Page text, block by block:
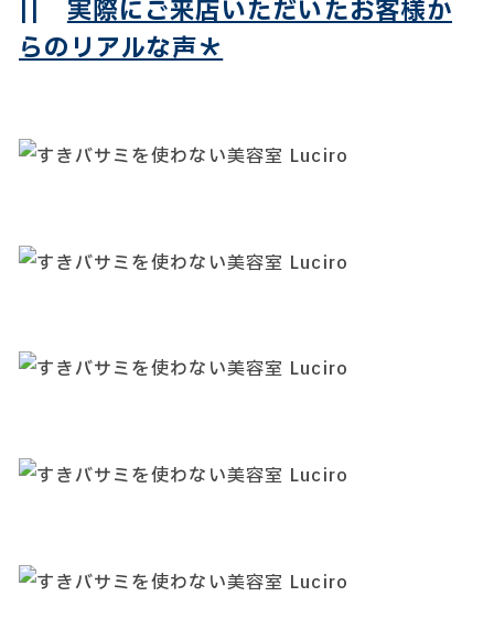
|| 実際にご来店いただいたお客様か
らのリアルな声＊